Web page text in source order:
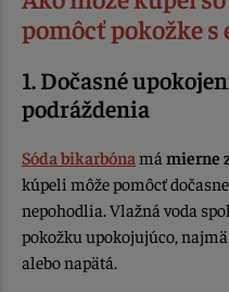
pomôcť pokožke s
1. Dočasné
podráždenia
Sóda bikarbóna má mierne
kúpeli môže pomôcť
nepohodlia. Vlažná voda
pokožku upokojujúco, najmä
alebo napätá.